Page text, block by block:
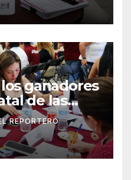
ganadores
de las
REPORTERO